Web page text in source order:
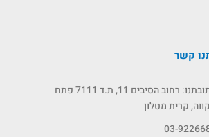
קשר
כתובתנו: רחוב הסיבים 11, ת.ד 7111 פתח
קרית מטלון
03-